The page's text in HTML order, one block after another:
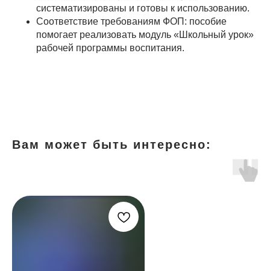
систематизированы и готовы к использованию.
Соответствие требованиям ФОП: пособие
помогает реализовать модуль «Школьный урок»
рабочей программы воспитания.
Вам может быть интересно: